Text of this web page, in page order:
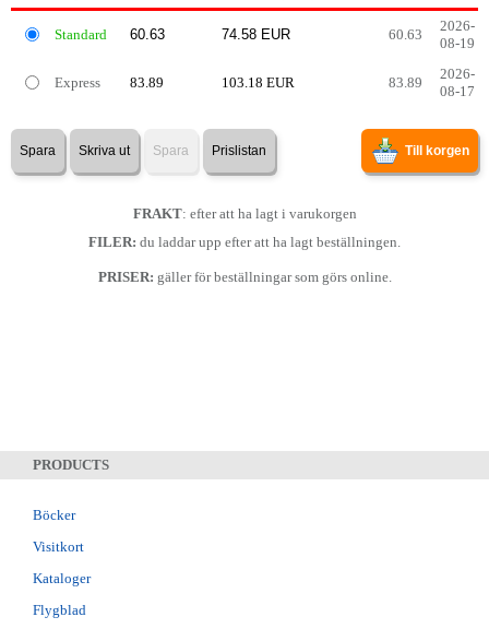
Standard 60.63
2026-
08-19
Express 83.89 103.18 EUR 83.89
2026-
08-17
Spara Skriva ut Spara Prislistan Till korgen
FRAKT: efter att ha lagt i varukorgen
FILER: du laddar upp efter att ha lagt beställningen.
PRISER: gäller för beställningar som görs online.
PRODUCTS
Böcker
Visitkort
Kataloger
Flygblad